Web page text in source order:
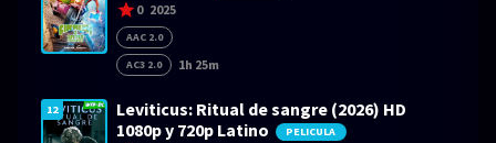
0 2025
AAC 2.0
AC3 2.0
1h 25m
12
Leviticus: Ritual de sangre (2026) HD
1080p y 720p Latino
PELICULA